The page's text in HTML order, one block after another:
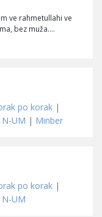
ve rahmetullahi ve
bez muža.…
po korak |
N-UM | Minber
po korak |
N-UM